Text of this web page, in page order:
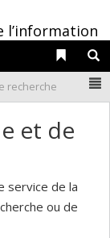
l’information
Liens
recherche
et de
service de la
ou de